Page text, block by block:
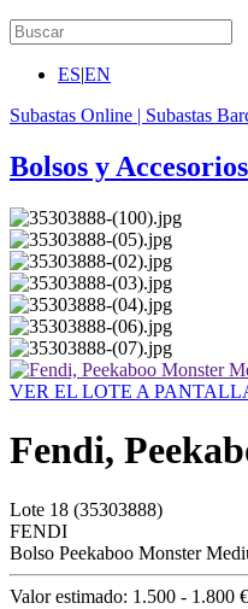
ES|EN
Subastas Online | Subastas
Bolsos y Accesorios
VER EL LOTE A
Fendi,
Lote 18 (35303888)
FENDI
Bolso Peekaboo Monster
Valor estimado: 1.500 - 1.800 €